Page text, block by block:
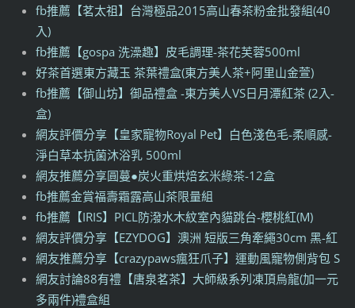
fb推薦【茗太祖】台灣極品2015高山春茶粉金批發組(40
入)
fb推薦【gospa 洗澡趣】皮毛調理-茶花芙蓉500ml
好茶首選東方藏玉 茶葉禮盒(東方美人茶+阿里山金萱)
fb推薦【御山坊】御品禮盒 -東方美人VS日月潭紅茶 (2入-
盒)
網友評價分享【皇家寵物Royal Pet】白色淺色毛-柔順感-
淨白草本抗菌沐浴乳 500ml
網友推薦分享圓蔓●炭火重烘焙玄米綠茶-12盒
fb推薦金賞福壽霜露高山茶限量組
fb推薦【IRIS】PICL防潑水木紋室內貓跳台-櫻桃紅(M)
網友評價分享【EZYDOG】澳洲 短版三角牽繩30cm 黑-紅
網友推薦分享【crazypaws瘋狂爪子】運動風寵物側背包 S
網友討論88有禮【唐泉茗茶】大師級系列凍頂烏龍(加一元
多兩件)禮盒組